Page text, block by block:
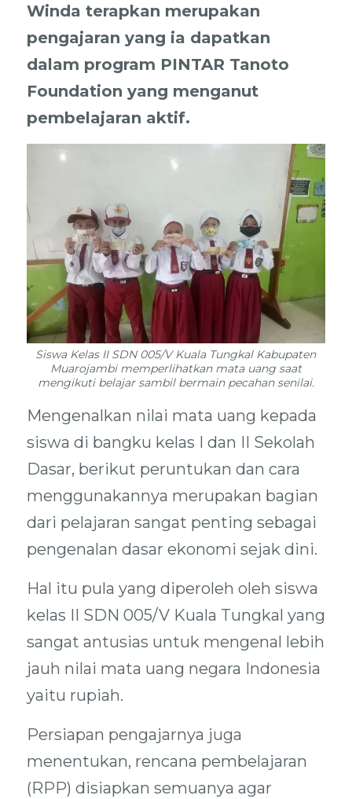
Winda terapkan merupakan
pengajaran yang ia dapatkan
dalam program PINTAR Tanoto
Foundation yang menganut
pembelajaran aktif.
Siswa Kelas II SDN 005/V Kuala Tungkal Kabupaten
Muarojambi memperlihatkan mata uang saat
mengikuti belajar sambil bermain pecahan senilai.
Mengenalkan nilai mata uang kepada
siswa di bangku kelas I dan II Sekolah
Dasar, berikut peruntukan dan cara
menggunakannya merupakan bagian
dari pelajaran sangat penting sebagai
pengenalan dasar ekonomi sejak dini.
Hal itu pula yang diperoleh oleh siswa
kelas II SDN 005/V Kuala Tungkal yang
sangat antusias untuk mengenal lebih
jauh nilai mata uang negara Indonesia
yaitu rupiah.
Persiapan pengajarnya juga
menentukan, rencana pembelajaran
(RPP) disiapkan semuanya agar